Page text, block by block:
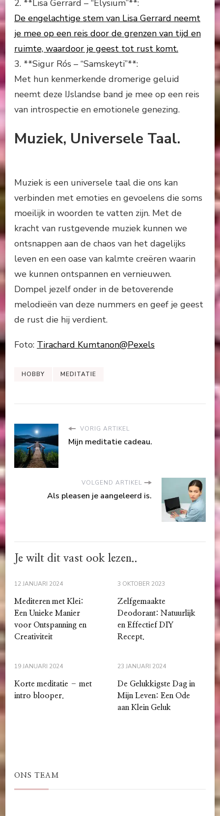
2. **Lisa Gerrard – “Elysium”**:
De engelachtige stem van Lisa Gerrard neemt
je mee op een reis door de grenzen van tijd en
ruimte, waardoor je geest tot rust komt.
3. **Sigur Rós – “Samskeyti”**:
Met hun kenmerkende dromerige geluid
neemt deze IJslandse band je mee op een reis
van introspectie en emotionele genezing.
Muziek, Universele Taal.
Muziek is een universele taal die ons kan
verbinden met emoties en gevoelens die soms
moeilijk in woorden te vatten zijn. Met de
kracht van rustgevende muziek kunnen we
ontsnappen aan de chaos van het dagelijks
leven en een oase van kalmte creëren waarin
we kunnen ontspannen en vernieuwen.
Dompel jezelf onder in de betoverende
melodieën van deze nummers en geef je geest
de rust die hij verdient.
Foto: Tirachard Kumtanon@Pexels
HOBBY MEDITATIE
VORIG ARTIKEL
Mijn meditatie cadeau.
VOLGEND ARTIKEL
Als pleasen je aangeleerd is.
Je wilt dit vast ook lezen..
12 JANUARI 2024
Mediteren met Klei:
Een Unieke Manier
voor Ontspanning en
Creativiteit
3 OKTOBER 2023
Zelfgemaakte
Deodorant: Natuurlijk
en Effectief DIY
Recept.
19 JANUARI 2024
Korte meditatie – met
intro blooper.
23 JANUARI 2024
De Gelukkigste Dag in
Mijn Leven: Een Ode
aan Klein Geluk
ONS TEAM